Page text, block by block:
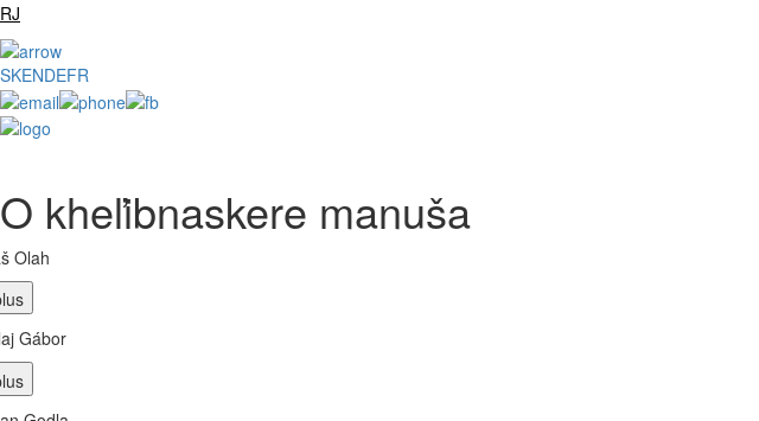
RJ
SKENDEFR
O kheľibnaskere manuša
Olah
Gábor